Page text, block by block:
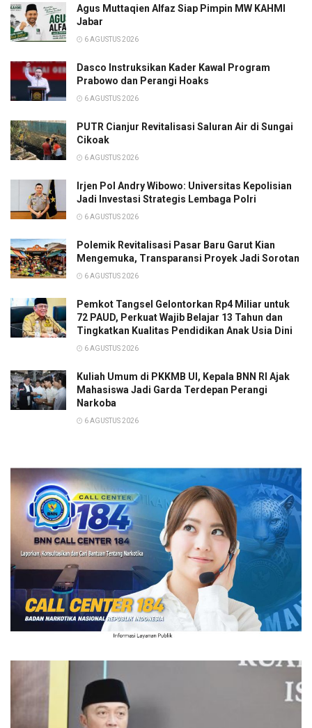
Agus Muttaqien Alfaz Siap Pimpin MW KAHMI
Jabar
6 AGUSTUS 2026
Dasco Instruksikan Kader Kawal Program
Prabowo dan Perangi Hoaks
6 AGUSTUS 2026
PUTR Cianjur Revitalisasi Saluran Air di Sungai
Cikoak
6 AGUSTUS 2026
Irjen Pol Andry Wibowo: Universitas Kepolisian
Jadi Investasi Strategis Lembaga Polri
6 AGUSTUS 2026
Polemik Revitalisasi Pasar Baru Garut Kian
Mengemuka, Transparansi Proyek Jadi Sorotan
6 AGUSTUS 2026
Pemkot Tangsel Gelontorkan Rp4 Miliar untuk
72 PAUD, Perkuat Wajib Belajar 13 Tahun dan
Tingkatkan Kualitas Pendidikan Anak Usia Dini
6 AGUSTUS 2026
Kuliah Umum di PKKMB UI, Kepala BNN RI Ajak
Mahasiswa Jadi Garda Terdepan Perangi
Narkoba
6 AGUSTUS 2026